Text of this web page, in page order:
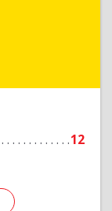
12
Алнэт
Назарово г,